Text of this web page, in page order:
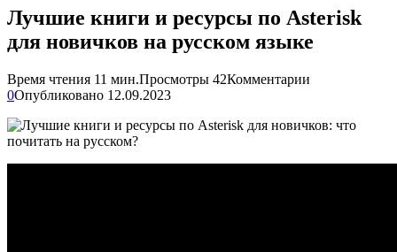
Лучшие книги и ресурсы по Asterisk
для новичков на русском языке
Время чтения 11 мин.Просмотры 42Комментарии
0Опубликовано 12.09.2023